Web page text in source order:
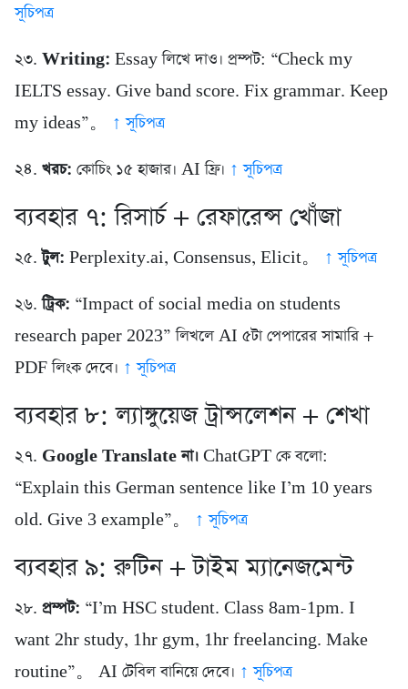
সূচিপত্র
২৩. Writing: Essay লিখে দাও। প্রম্পট: “Check my
IELTS essay. Give band score. Fix grammar. Keep
my ideas”。 ↑ সূচিপত্র
২৪. খরচ: কোচিং ১৫ হাজার। AI ফ্রি। ↑ সূচিপত্র
ব্যবহার ৭: রিসার্চ + রেফারেন্স খোঁজা
২৫.টুল: Perplexity.ai, Consensus, Elicit。 ↑ সূচিপত্র
২৬.ট্রিক: “Impact of social media on students
research paper 2023” লিখলে AI ৫টা পেপারের সামারি +
PDF লিংক দেবে। ↑ সূচিপত্র
ব্যবহার ৮: ল্যাঙ্গুয়েজ ট্রান্সলেশন + শেখা
২৭. Google Translate না। ChatGPT কে বলো:
“Explain this German sentence like I’m 10 years
old. Give 3 example”。 ↑ সূচিপত্র
ব্যবহার ৯: রুটিন + টাইম ম্যানেজমেন্ট
২৮. প্রম্পট: “I’m HSC student. Class 8am-1pm. I
want 2hr study, 1hr gym, 1hr freelancing. Make
routine”。 AI টেবিল বানিয়ে দেবে। ↑ সূচিপত্র